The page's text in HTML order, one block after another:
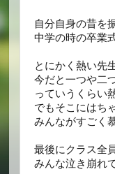
自分自身の昔を
中学の時の卒業
とにかく熱い先
今だと一つや二
っていうくらい
でもそこにはち
みんながすごく
最後にクラス全
みんな泣き崩れ